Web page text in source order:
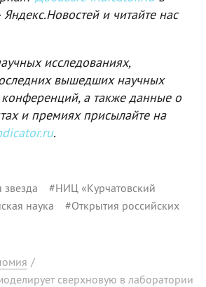
и читайте нас
исследованиях,
вышедших научных
конференций, а также данные о
и премиях присылайте на
.
звезда #НИЦ «Курчатовский
наука #Открытия российских
/
сверхновую в лаборатории